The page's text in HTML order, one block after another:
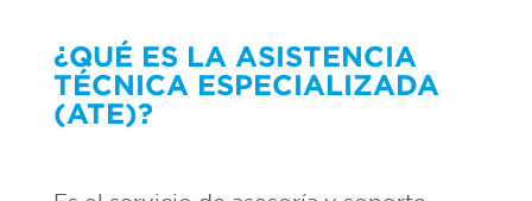
¿QUÉ ES LA ASISTENCIA
TÉCNICA ESPECIALIZADA
(ATE)?